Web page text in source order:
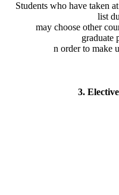
Students who have taken
list
may choose other
graduate
n order to make
3.